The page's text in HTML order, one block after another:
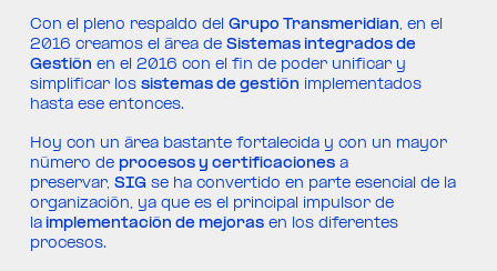
Con el pleno respaldo del Grupo Transmeridian, en el
2016 creamos el área de Sistemas integrados de
Gestión en el 2016 con el fin de poder unificar y
simplificar los sistemas de gestión implementados
hasta ese entonces.
Hoy con un área bastante fortalecida y con un mayor
número de procesos y certificacionesa
preservar, SIGse ha convertido en parte esencial de la
organización, ya que es el principal impulsor de
laimplementación de mejorasen los diferentes
procesos.